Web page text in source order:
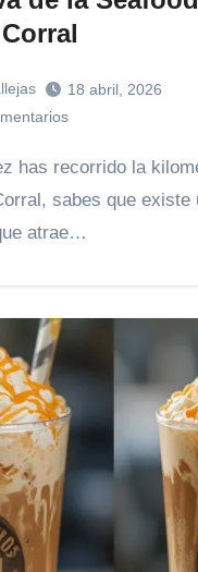
18 abril, 2026
sabes que existe
atrae…